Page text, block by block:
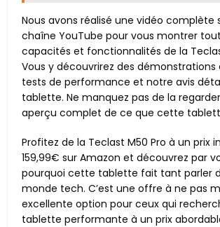
Nous avons réalisé une vidéo complète
chaîne YouTube pour vous montrer
capacités et fonctionnalités de la
Vous y découvrirez des démonstrations
tests de performance et notre avis
tablette. Ne manquez pas de la
aperçu complet de ce que cette
Profitez de la Teclast M50 Pro à un prix
159,99€ sur Amazon et découvrez par
pourquoi cette tablette fait tant parler
monde tech. C’est une offre à ne pas
excellente option pour ceux qui
tablette performante à un prix